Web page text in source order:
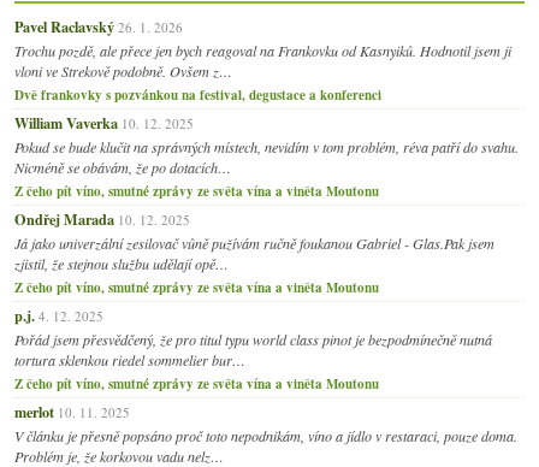
Pavel Raclavský 26. 1. 2026
Trochu pozdě, ale přece jen bych reagoval na Frankovku od Kasnyiků. Hodnotil jsem ji
vloni ve Strekově podobně. Ovšem z…
Dvě frankovky s pozvánkou na festival, degustace a konferenci
William Vaverka 10. 12. 2025
Pokud se bude klučit na správných místech, nevidím v tom problém, réva patří do svahu.
Nicméně se obávám, že po dotacích…
Z čeho pít víno, smutné zprávy ze světa vína a viněta Moutonu
Ondřej Marada 10. 12. 2025
Já jako univerzální zesilovač vůně pužívám ručně foukanou Gabriel - Glas.Pak jsem
zjistil, že stejnou službu udělají opě…
Z čeho pít víno, smutné zprávy ze světa vína a viněta Moutonu
p.j. 4. 12. 2025
Pořád jsem přesvědčený, že pro titul typu world class pinot je bezpodmínečně nutná
tortura sklenkou riedel sommelier bur…
Z čeho pít víno, smutné zprávy ze světa vína a viněta Moutonu
merlot 10. 11. 2025
V článku je přesně popsáno proč toto nepodnikám, víno a jídlo v restaraci, pouze doma.
Problém je, že korkovou vadu nelz…